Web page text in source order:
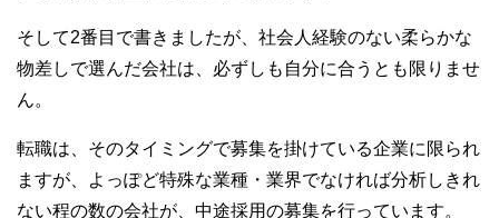
そして2番目で書きましたが、社会人経験のない柔らかな
物差しで選んだ会社は、必ずしも自分に合うとも限りませ
ん。
転職は、そのタイミングで募集を掛けている企業に限られ
ますが、よっぽど特殊な業種・業界でなければ分析しきれ
ない程の数の会社が、中途採用の募集を行っています。